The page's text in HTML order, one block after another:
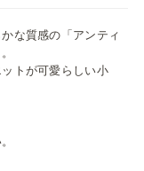
な質感の「アンティ
トが可愛らしい小